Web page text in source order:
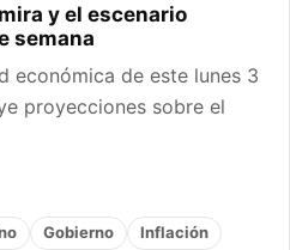
y el escenario
semana
económica de este lunes 3
proyecciones sobre el
Gobierno Inflación